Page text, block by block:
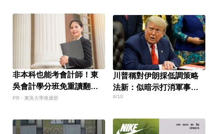
非本科也能考會計師！東
吳會計學分班免重讀翻轉
職涯
PR・東吳大學推廣部
川普稱對伊朗採低調策略
法新：似暗示打消軍事打
擊
8/10